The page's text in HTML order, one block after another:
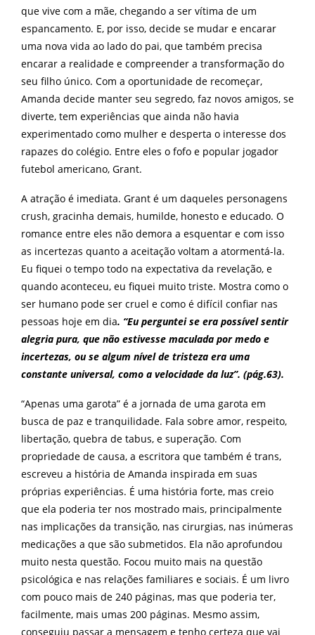
que vive com a mãe, chegando a ser vítima de um
espancamento. E, por isso, decide se mudar e encarar
uma nova vida ao lado do pai, que também precisa
encarar a realidade e compreender a transformação do
seu filho único. Com a oportunidade de recomeçar,
Amanda decide manter seu segredo, faz novos amigos, se
diverte, tem experiências que ainda não havia
experimentado como mulher e desperta o interesse dos
rapazes do colégio. Entre eles o fofo e popular jogador
futebol americano, Grant.
A atração é imediata. Grant é um daqueles personagens
crush, gracinha demais, humilde, honesto e educado. O
romance entre eles não demora a esquentar e com isso
as incertezas quanto a aceitação voltam a atormentá-la.
Eu fiquei o tempo todo na expectativa da revelação, e
quando aconteceu, eu fiquei muito triste. Mostra como o
ser humano pode ser cruel e como é difícil confiar nas
pessoas hoje em dia. “Eu perguntei se era possível sentir
alegria pura, que não estivesse maculada por medo e
incertezas, ou se algum nível de tristeza era uma
constante universal, como a velocidade da luz”. (pág.63).
“Apenas uma garota” é a jornada de uma garota em
busca de paz e tranquilidade. Fala sobre amor, respeito,
libertação, quebra de tabus, e superação. Com
propriedade de causa, a escritora que também é trans,
escreveu a história de Amanda inspirada em suas
próprias experiências. É uma história forte, mas creio
que ela poderia ter nos mostrado mais, principalmente
nas implicações da transição, nas cirurgias, nas inúmeras
medicações a que são submetidos. Ela não aprofundou
muito nesta questão. Focou muito mais na questão
psicológica e nas relações familiares e sociais. É um livro
com pouco mais de 240 páginas, mas que poderia ter,
facilmente, mais umas 200 páginas. Mesmo assim,
conseguiu passar a mensagem e tenho certeza que vai